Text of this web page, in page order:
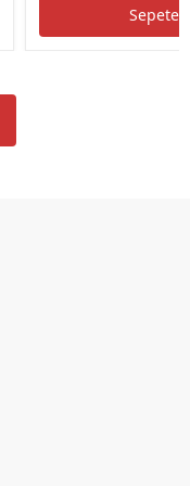
Sepete